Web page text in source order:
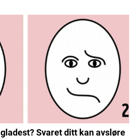
Svaret ditt kan avsløre